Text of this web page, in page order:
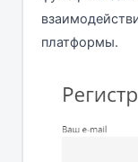
платформы.